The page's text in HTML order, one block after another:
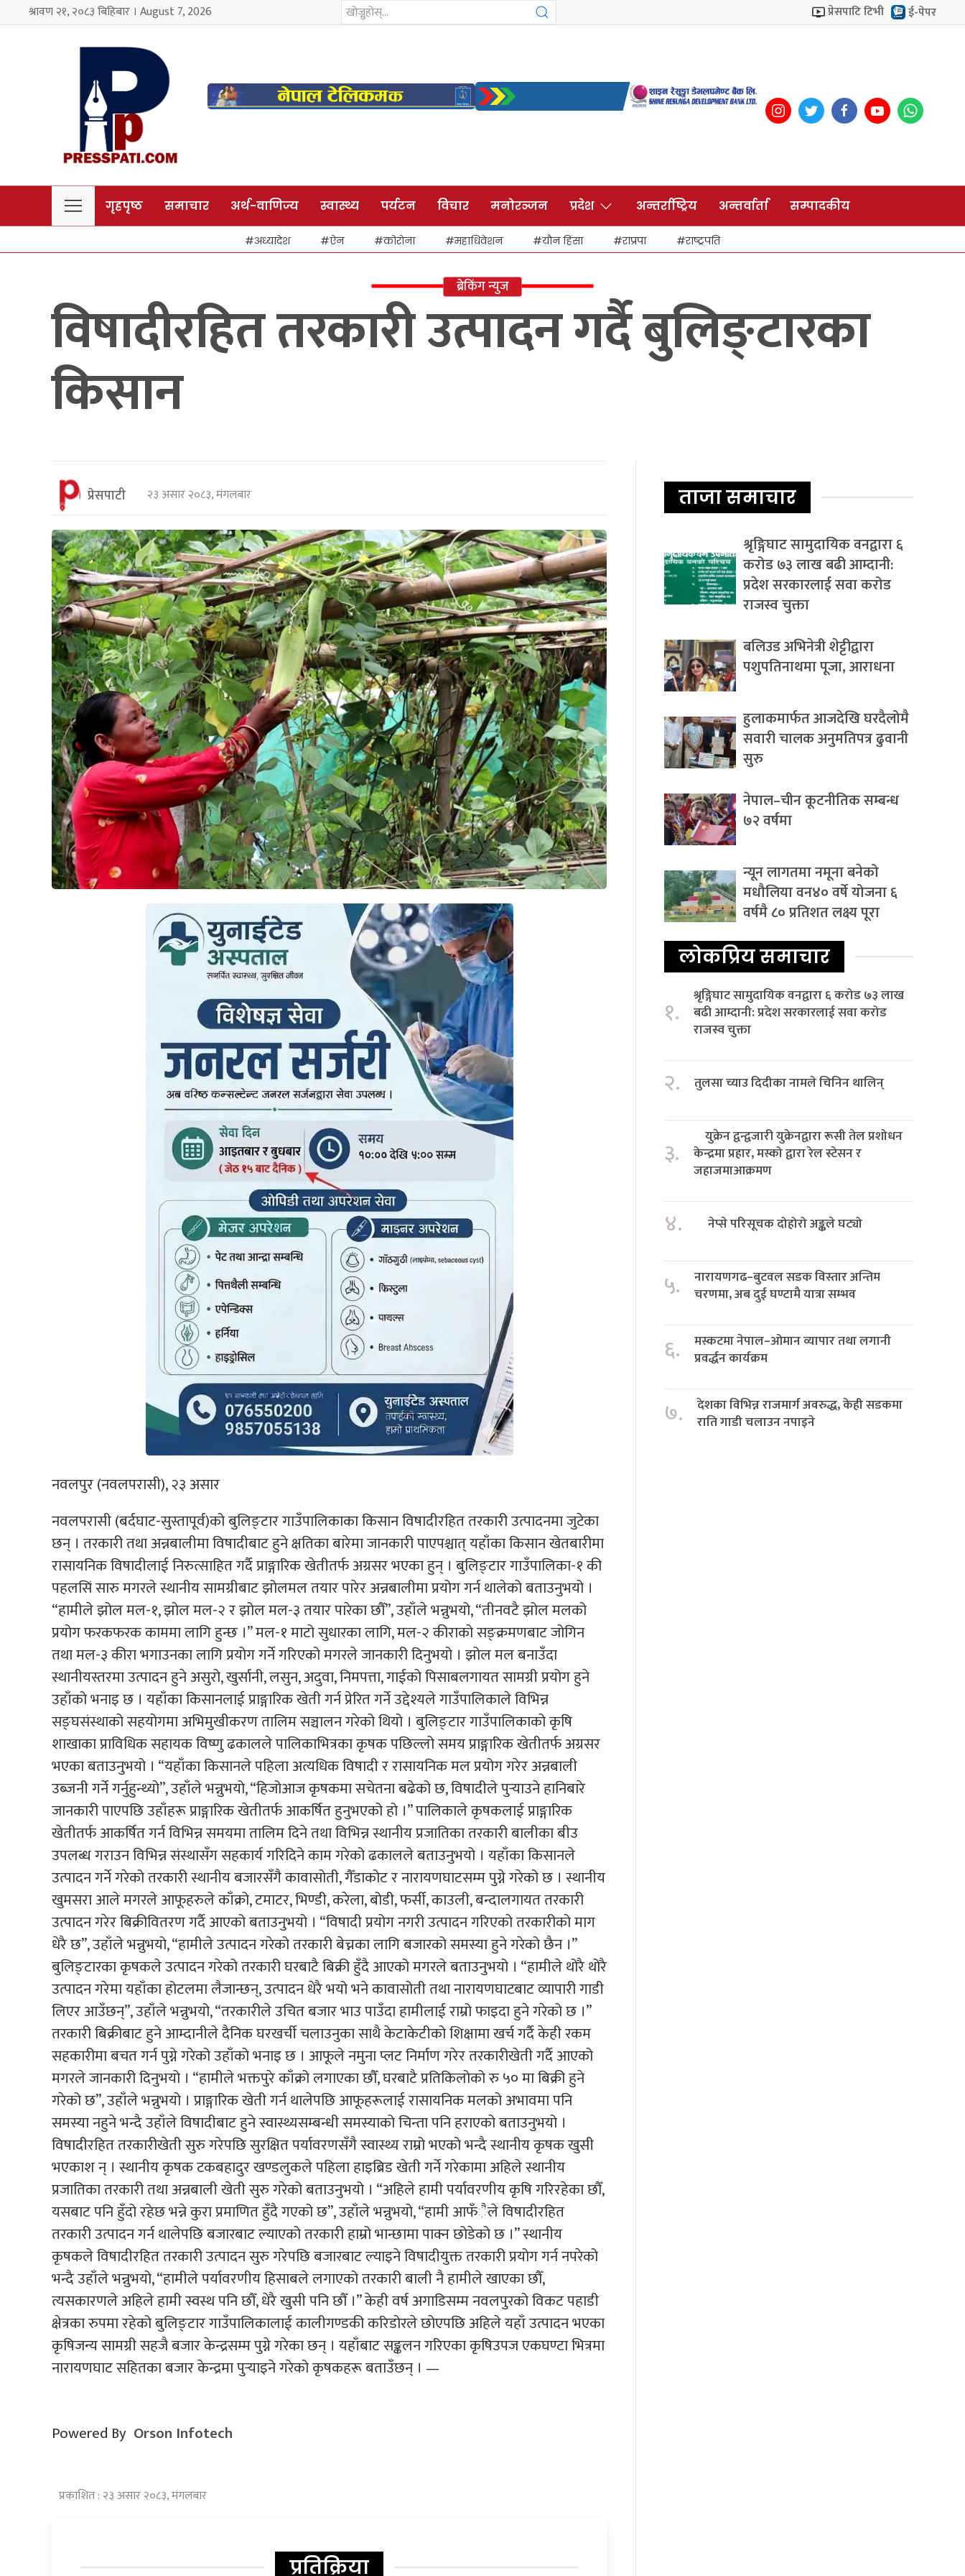
श्रावण २१, २०८३ बिहिबार । August 7, 2026 प्रेसपाटि टिभी ई-पेपर
गृहपृष्ठ समाचार अर्थ-वाणिज्य स्वास्थ्य पर्यटन विचार मनोरञ्जन प्रदेश अन्तर्राष्ट्रिय अन्तर्वार्ता सम्पादकीय
अध्यादेश ऐन कोरोना महाधिवेशन यौन हिंसा राप्रपा राष्ट्रपति
ब्रेकिंग न्युज
विषादीरहित तरकारी उत्पादन गर्दै बुलिङ्टारका
किसान
प्रेसपाटी २३ असार २०८३, मंगलबार
नवलपुर (नवलपरासी), २३ असार
नवलपरासी (बर्दघाट-सुस्तापूर्व)को बुलिङ्टार गाउँपालिकाका किसान विषादीरहित तरकारी उत्पादनमा जुटेका
छन् । तरकारी तथा अन्नबालीमा विषादीबाट हुने क्षतिका बारेमा जानकारी पाएपश्चात् यहाँका किसान खेतबारीमा
रासायनिक विषादीलाई निरुत्साहित गर्दै प्राङ्गारिक खेतीतर्फ अग्रसर भएका हुन् । बुलिङ्टार गाउँपालिका-१ की
पहलसिं सारु मगरले स्थानीय सामग्रीबाट झोलमल तयार पारेर अन्नबालीमा प्रयोग गर्न थालेको बताउनुभयो ।
“हामीले झोल मल-१, झोल मल-२ र झोल मल-३ तयार पारेका छौँ”, उहाँले भन्नुभयो, “तीनवटै झोल मलको
प्रयोग फरकफरक काममा लागि हुन्छ ।” मल-१ माटो सुधारका लागि, मल-२ कीराको सङ्क्रमणबाट जोगिन
तथा मल-३ कीरा भगाउनका लागि प्रयोग गर्ने गरिएको मगरले जानकारी दिनुभयो । झोल मल बनाउँदा
स्थानीयस्तरमा उत्पादन हुने असुरो, खुर्सानी, लसुन, अदुवा, निमपत्ता, गाईको पिसाबलगायत सामग्री प्रयोग हुने
उहाँको भनाइ छ । यहाँका किसानलाई प्राङ्गारिक खेती गर्न प्रेरित गर्ने उद्देश्यले गाउँपालिकाले विभिन्न
सङ्घसंस्थाको सहयोगमा अभिमुखीकरण तालिम सञ्चालन गरेको थियो । बुलिङ्टार गाउँपालिकाको कृषि
शाखाका प्राविधिक सहायक विष्णु ढकालले पालिकाभित्रका कृषक पछिल्लो समय प्राङ्गारिक खेतीतर्फ अग्रसर
भएका बताउनुभयो । “यहाँका किसानले पहिला अत्यधिक विषादी र रासायनिक मल प्रयोग गरेर अन्नबाली
उब्जनी गर्ने गर्नुहुन्थ्यो”, उहाँले भन्नुभयो, “हिजोआज कृषकमा सचेतना बढेको छ, विषादीले पुर्‍याउने हानिबारे
जानकारी पाएपछि उहाँहरू प्राङ्गारिक खेतीतर्फ आकर्षित हुनुभएको हो ।” पालिकाले कृषकलाई प्राङ्गारिक
खेतीतर्फ आकर्षित गर्न विभिन्न समयमा तालिम दिने तथा विभिन्न स्थानीय प्रजातिका तरकारी बालीका बीउ
उपलब्ध गराउन विभिन्न संस्थासँग सहकार्य गरिदिने काम गरेको ढकालले बताउनुभयो । यहाँका किसानले
उत्पादन गर्ने गरेको तरकारी स्थानीय बजारसँगै कावासोती, गैँडाकोट र नारायणघाटसम्म पुग्ने गरेको छ । स्थानीय
खुमसरा आले मगरले आफूहरुले काँक्रो, टमाटर, भिण्डी, करेला, बोडी, फर्सी, काउली, बन्दालगायत तरकारी
उत्पादन गरेर बिक्रीवितरण गर्दै आएको बताउनुभयो । “विषादी प्रयोग नगरी उत्पादन गरिएको तरकारीको माग
धेरै छ”, उहाँले भन्नुभयो, “हामीले उत्पादन गरेको तरकारी बेच्नका लागि बजारको समस्या हुने गरेको छैन ।”
बुलिङ्टारका कृषकले उत्पादन गरेको तरकारी घरबाटै बिक्री हुँदै आएको मगरले बताउनुभयो । “हामीले थोरै थोरै
उत्पादन गरेमा यहाँका होटलमा लैजान्छन्, उत्पादन धेरै भयो भने कावासोती तथा नारायणघाटबाट व्यापारी गाडी
लिएर आउँछन्”, उहाँले भन्नुभयो, “तरकारीले उचित बजार भाउ पाउँदा हामीलाई राम्रो फाइदा हुने गरेको छ ।”
तरकारी बिक्रीबाट हुने आम्दानीले दैनिक घरखर्ची चलाउनुका साथै केटाकेटीको शिक्षामा खर्च गर्दै केही रकम
सहकारीमा बचत गर्न पुग्ने गरेको उहाँको भनाइ छ । आफूले नमुना प्लट निर्माण गरेर तरकारीखेती गर्दै आएको
मगरले जानकारी दिनुभयो । “हामीले भक्तपुरे काँक्रो लगाएका छौँ, घरबाटै प्रतिकिलोको रु ५० मा बिक्री हुने
गरेको छ”, उहाँले भन्नुभयो । प्राङ्गारिक खेती गर्न थालेपछि आफूहरूलाई रासायनिक मलको अभावमा पनि
समस्या नहुने भन्दै उहाँले विषादीबाट हुने स्वास्थ्यसम्बन्धी समस्याको चिन्ता पनि हराएको बताउनुभयो ।
विषादीरहित तरकारीखेती सुरु गरेपछि सुरक्षित पर्यावरणसँगै स्वास्थ्य राम्रो भएको भन्दै स्थानीय कृषक खुसी
भएकाश न् । स्थानीय कृषक टकबहादुर खण्डलुकले पहिला हाइब्रिड खेती गर्ने गरेकामा अहिले स्थानीय
प्रजातिका तरकारी तथा अन्नबाली खेती सुरु गरेको बताउनुभयो । “अहिले हामी पर्यावरणीय कृषि गरिरहेका छौँ,
यसबाट पनि हुँदो रहेछ भन्ने कुरा प्रमाणित हुँदै गएको छ”, उहाँले भन्नुभयो, “हामी आफँैले विषादीरहित
तरकारी उत्पादन गर्न थालेपछि बजारबाट ल्याएको तरकारी हाम्रो भान्छामा पाक्न छोडेको छ ।” स्थानीय
कृषकले विषादीरहित तरकारी उत्पादन सुरु गरेपछि बजारबाट ल्याइने विषादीयुक्त तरकारी प्रयोग गर्न नपरेको
भन्दै उहाँले भन्नुभयो, “हामीले पर्यावरणीय हिसाबले लगाएको तरकारी बाली नै हामीले खाएका छौँ,
त्यसकारणले अहिले हामी स्वस्थ पनि छौँ, धेरै खुसी पनि छौँ ।” केही वर्ष अगाडिसम्म नवलपुरको विकट पहाडी
क्षेत्रका रुपमा रहेको बुलिङ्टार गाउँपालिकालाई कालीगण्डकी करिडोरले छोएपछि अहिले यहाँ उत्पादन भएका
कृषिजन्य सामग्री सहजै बजार केन्द्रसम्म पुग्ने गरेका छन् । यहाँबाट सङ्कलन गरिएका कृषिउपज एकघण्टा भित्रमा
नारायणघाट सहितका बजार केन्द्रमा पुर्‍याइने गरेको कृषकहरू बताउँछन् । —
Powered By Orson Infotech
प्रकाशित : २३ असार २०८३, मंगलबार
प्रतिक्रिया
ताजा समाचार
श्रृङ्गिघाट सामुदायिक वनद्वारा ६
करोड ७३ लाख बढी आम्दानी:
प्रदेश सरकारलाई सवा करोड
राजस्व चुक्ता
बलिउड अभिनेत्री शेट्टीद्वारा
पशुपतिनाथमा पूजा, आराधना
हुलाकमार्फत आजदेखि घरदैलोमै
सवारी चालक अनुमतिपत्र ढुवानी
सुरु
नेपाल–चीन कूटनीतिक सम्बन्ध
७२ वर्षमा
न्यून लागतमा नमूना बनेको
मधौलिया वन४० वर्षे योजना ६
वर्षमै ८० प्रतिशत लक्ष्य पूरा
लोकप्रिय समाचार
१.
श्रृङ्गिघाट सामुदायिक वनद्वारा ६ करोड ७३ लाख
बढी आम्दानी: प्रदेश सरकारलाई सवा करोड
राजस्व चुक्ता
२. तुलसा च्याउ दिदीका नामले चिनिन थालिन्
३.
युक्रेन द्वन्द्वजारी युक्रेनद्वारा रूसी तेल प्रशोधन
केन्द्रमा प्रहार, मस्को द्वारा रेल स्टेसन र
जहाजमाआक्रमण
४. नेप्से परिसूचक दोहोरो अङ्कले घट्यो
५.
नारायणगढ–बुटवल सडक विस्तार अन्तिम
चरणमा, अब दुई घण्टामै यात्रा सम्भव
६.
मस्कटमा नेपाल–ओमान व्यापार तथा लगानी
प्रवर्द्धन कार्यक्रम
७.
देशका विभिन्न राजमार्ग अवरुद्ध, केही सडकमा
राति गाडी चलाउन नपाइने